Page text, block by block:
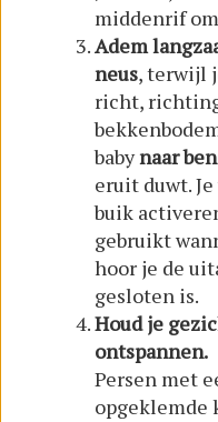
middenrif
Adem
neus, terwijl
richt,
babynaar
eruit duwt.
buik
gebruikt
hoor je de
gesloten is.
Houd je
ontspannen.
Persen met
opgeklemde